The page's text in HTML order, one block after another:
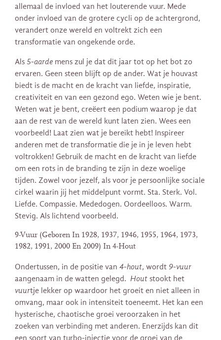
allemaal de invloed van het louterende vuur. Mede
onder invloed van de grotere cycli op de achtergrond,
verandert onze wereld en voltrekt zich een
transformatie van ongekende orde.
Als 5-aarde mens zul je dat dit jaar tot op het bot zo
ervaren. Geen steen blijft op de ander. Wat je houvast
biedt is de macht en de kracht van liefde, inspiratie,
creativiteit en van een gezond ego. Weten wie je bent.
Weten wat je bent, creëert een podium waarop je dat
aan de rest van de wereld kunt laten zien. Wees een
voorbeeld! Laat zien wat je bereikt hebt! Inspireer
anderen met de transformatie die je in je leven hebt
voltrokken! Gebruik de macht en de kracht van liefde
om een rots in de branding te zijn in deze woelige
tijden. Zowel voor jezelf, als voor je persoonlijke sociale
cirkel waarin jij het middelpunt vormt. Sta. Sterk. Vol.
Liefde. Compassie. Mededogen. Oordeelloos. Warm.
Stevig. Als lichtend voorbeeld.
9-Vuur (Geboren In 1928, 1937, 1946, 1955, 1964, 1973,
1982, 1991, 2000 En 2009) In 4-Hout
Ondertussen, in de positie van 4-hout, wordt 9-vuur
aangenaam in de watten gelegd. Hout stookt het
vuurtje lekker op waardoor het groeit en niet alleen in
omvang, maar ook in intensiteit toeneemt. Het kan een
hysterische, chaotische groei veroorzaken in het
zoeken van verbinding met anderen. Enerzijds kan dit
een soort van turbo-injectie voor de groei van de